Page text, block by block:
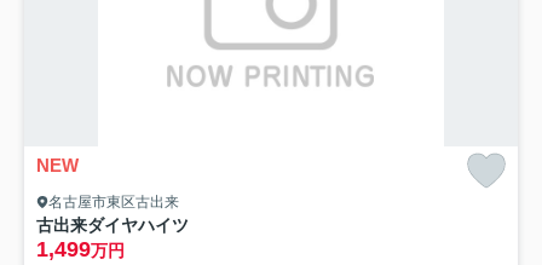
NEW
名古屋市東区古出来
古出来ダイヤハイツ
1,499万円